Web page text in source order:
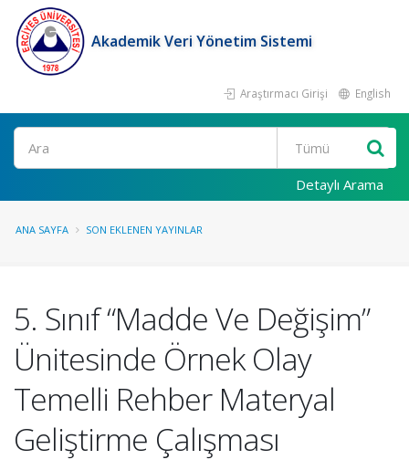
Akademik Veri Yönetim Sistemi
Araştırmacı Girişi English
Ara
Detaylı Arama
ANA SAYFA SON EKLENEN YAYINLAR
5. Sınıf “Madde Ve Değişim”
Ünitesinde Örnek Olay
Temelli Rehber Materyal
Geliştirme Çalışması